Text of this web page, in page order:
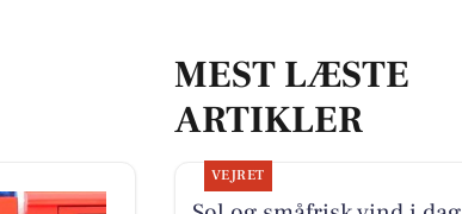
MEST LÆSTE
ARTIKLER
VEJRET